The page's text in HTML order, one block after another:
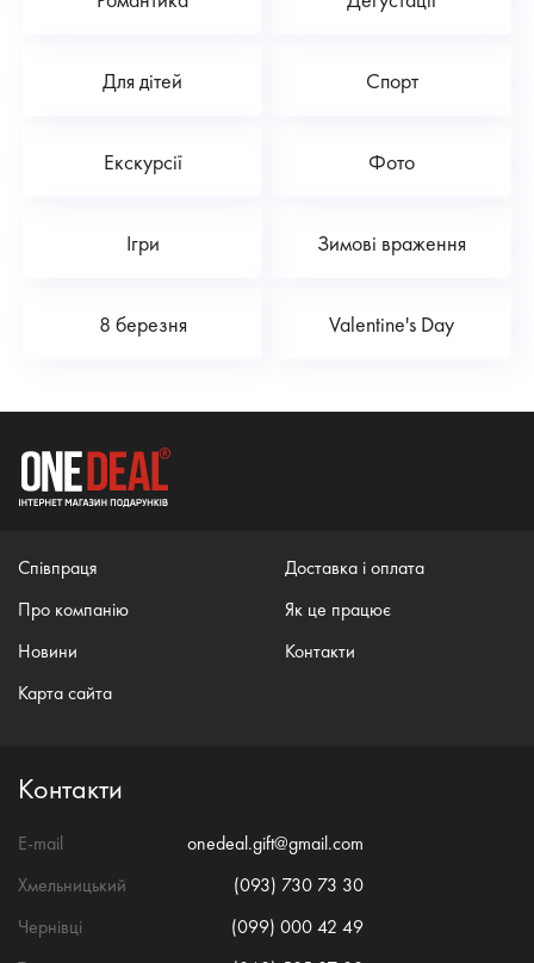
Для дітей Спорт
Екскурсії Фото
Ігри Зимові враження
8 березня Valentine's Day
Співпраця
Про компанію
Новини
Карта сайта
Доставка і оплата
Як це працює
Контакти
Контакти
E-mail
onedeal.gift@gmail.com
Хмельницький
(093) 730 73 30
Чернівці
(099) 000 42 49